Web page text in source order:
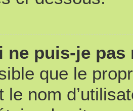
ne puis-je pas
que le
le nom